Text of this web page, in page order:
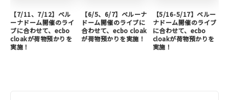
【7/11、7/12】ベル
ーナドーム開催のライ
ブに合わせて、ecbo
cloakが荷物預かりを
実施！
【6/5、6/7】ベルーナ
ドーム開催のライブに
合わせて、ecbo cloak
が荷物預かりを実施！
【5/16-5/17】ベルー
ナドーム開催のライブ
に合わせて、ecbo
cloakが荷物預かりを
実施！